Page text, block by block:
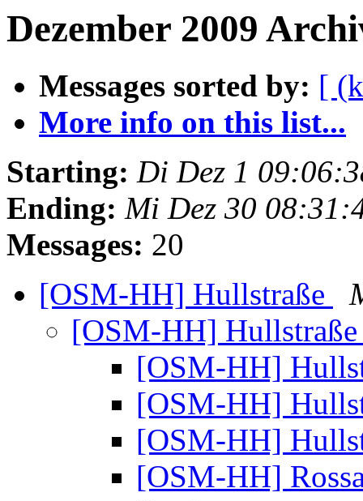
Dezember 2009
Messages sorted by: [
More info on this list...
Starting: Di Dez 1
Ending: Mi Dez 30
Messages: 20
[OSM-HH] Hullstraße
[OSM-HH]
[OSM-HH]
[OSM-HH]
[OSM-HH]
[OSM-HH]